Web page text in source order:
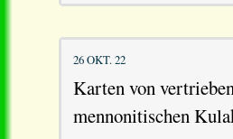
26 OKT. 22
Karten von
mennonitischen